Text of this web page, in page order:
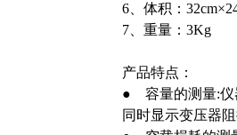
6、体积：
7、重量：3Kg
产品特点：
● 容量的测量:仪
同时显示变压器